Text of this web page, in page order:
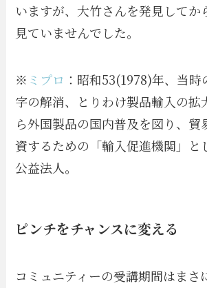
いますが、大竹さんを発見してか
見ていませんでした。
※ ミプロ ：昭和53(1978)年、当
字の解消、とりわけ製品輸入の拡
ら外国製品の国内普及を図り、貿
資するための「輸入促進機関」と
公益法人。
ピンチをチャンスに変える
コミュニティーの受講期間はまさ